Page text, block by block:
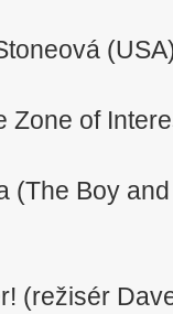
Zone of
(The Boy
(režisér